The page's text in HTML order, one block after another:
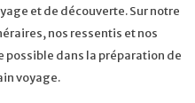
et de découverte. Sur notre
nos ressentis et nos
possible dans la préparation de
voyage.